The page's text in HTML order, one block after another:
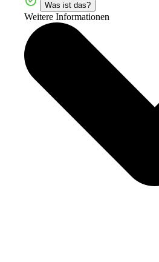
Was ist das?
Weitere Informationen